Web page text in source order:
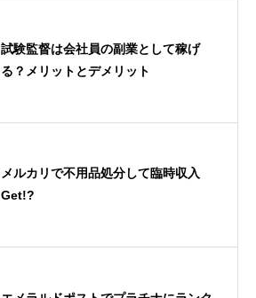
試験監督は会社員の副業として稼げ
る？メリットとデメリット
メルカリで不用品処分して臨時収入
Get!?